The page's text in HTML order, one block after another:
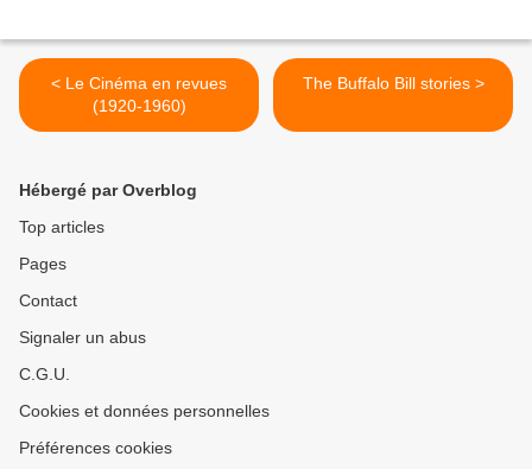
< Le Cinéma en revues
(1920-1960)
The Buffalo Bill stories >
Hébergé par Overblog
Top articles
Pages
Contact
Signaler un abus
C.G.U.
Cookies et données personnelles
Préférences cookies